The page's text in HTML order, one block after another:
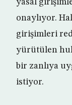
yasal
onaylıyor.
girişimleri
yürütülen
bir zanlıya
istiyor.